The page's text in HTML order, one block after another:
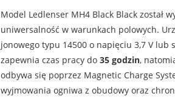
Model Ledlenser MH4 Black Black został
uniwersalność w warunkach polowych.
jonowego typu 14500 o napięciu 3,7 V
zapewnia czas pracy do 35 godzin,
odbywa się poprzez Magnetic Charge
wyjmowania ogniwa z obudowy oraz